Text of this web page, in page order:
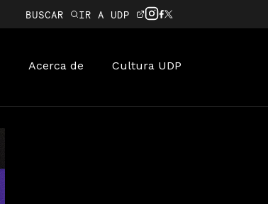
BUSCAR IR A UDP
Acerca de Cultura UDP